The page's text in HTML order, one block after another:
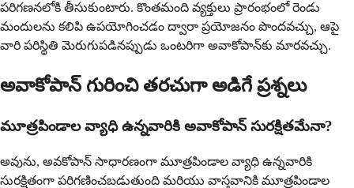
పరిగణనలోకి తీసుకుంటారు. కొంతమంది వ్యక్తులు ప్రారంభంలో రెండు
మందులను కలిపి ఉపయోగించడం ద్వారా ప్రయోజనం పొందవచ్చు, ఆపై
వారి పరిస్థితి మెరుగుపడినప్పుడు ఒంటరిగా అవాకోపాన్‌కు మారవచ్చు.
అవాకోపాన్ గురించి తరచుగా అడిగే ప్రశ్నలు
మూత్రపిండాల వ్యాధి ఉన్నవారికి అవాకోపాన్ సురక్షితమేనా?
అవును, అవకోపాన్ సాధారణంగా మూత్రపిండాల వ్యాధి ఉన్నవారికి
సురక్షితంగా పరిగణించబడుతుంది మరియు వాస్తవానికి మూత్రపిండాల